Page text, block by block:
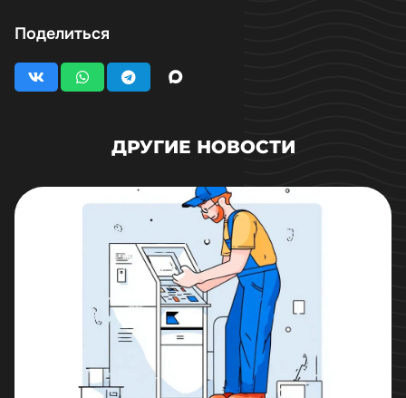
Поделиться
ДРУГИЕ НОВОСТИ